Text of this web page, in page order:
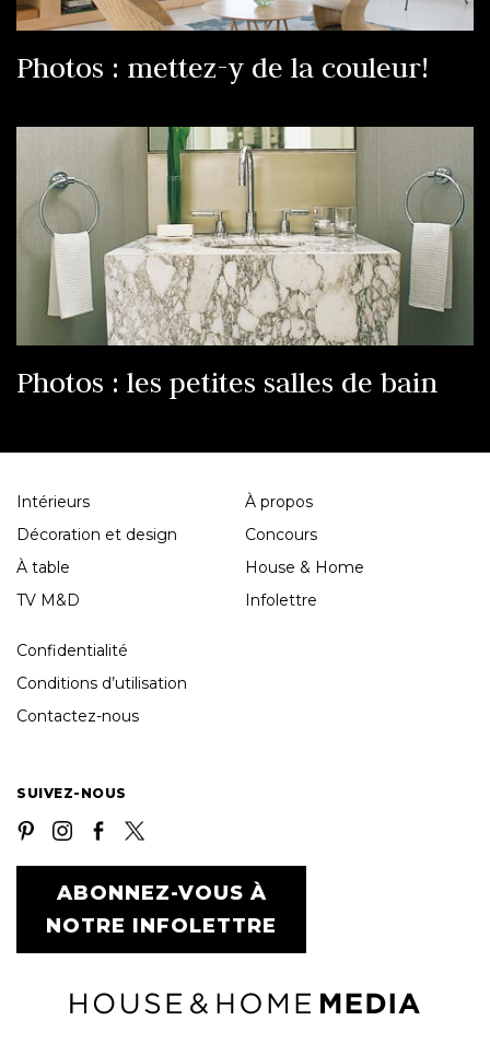
Photos : mettez-y de la couleur!
Photos : les petites salles de bain
Intérieurs
Décoration et design
À table
TV M&D
À propos
Concours
House & Home
Infolettre
Confidentialité
Conditions d’utilisation
Contactez-nous
SUIVEZ-NOUS
ABONNEZ-VOUS À
NOTRE INFOLETTRE